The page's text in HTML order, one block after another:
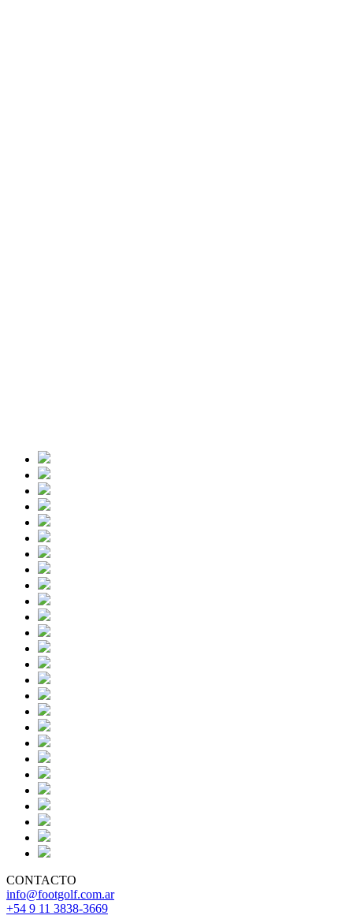
CONTACTO
info@footgolf.com.ar
+54 9 11 3838-3669